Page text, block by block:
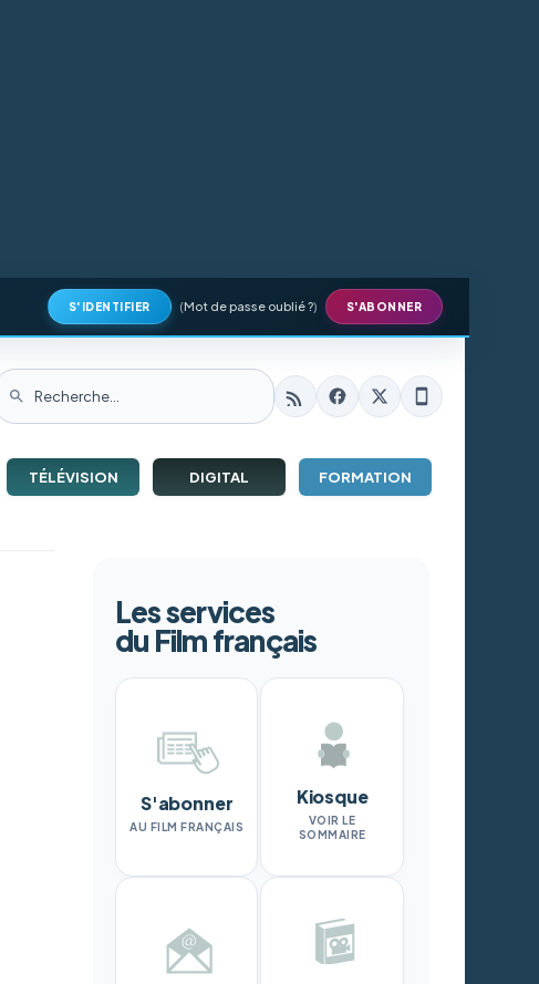
S'IDENTIFIER (Mot de passe oublié ?) S'ABONNER
TÉLÉVISION DIGITAL FORMATION
Les services
du Film français
S'abonner
AU FILM FRANÇAIS
Kiosque
VOIR LE
SOMMAIRE